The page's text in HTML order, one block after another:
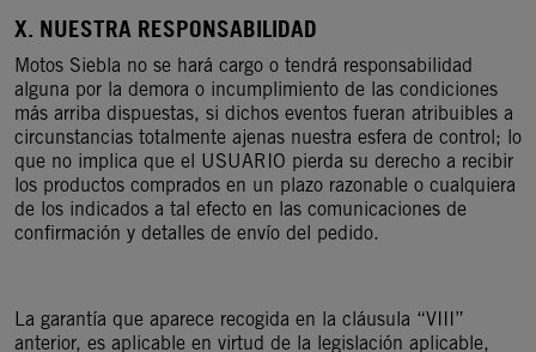
X. NUESTRA RESPONSABILIDAD
Motos Siebla no se hará cargo o tendrá responsabilidad
alguna por la demora o incumplimiento de las condiciones
más arriba dispuestas, si dichos eventos fueran atribuibles a
circunstancias totalmente ajenas nuestra esfera de control; lo
que no implica que el USUARIO pierda su derecho a recibir
los productos comprados en un plazo razonable o cualquiera
de los indicados a tal efecto en las comunicaciones de
confirmación y detalles de envío del pedido.
La garantía que aparece recogida en la cláusula “VIII”
anterior, es aplicable en virtud de la legislación aplicable,